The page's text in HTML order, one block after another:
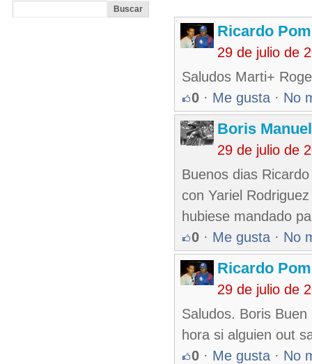
Ricardo
29 de julio de
Saludos Marti+
0 · Me gusta · No
Boris
29 de julio de
Buenos dias
con Yariel
hubiese mandado
0 · Me gusta · No
Ricardo
29 de julio de
Saludos. Boris
hora si alguien out
0 · Me gusta · No